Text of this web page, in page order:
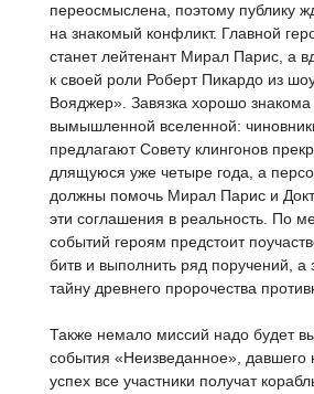
переосмыслена, поэтому публику
на знакомый конфликт. Главной
станет лейтенант Мирал Парис, а
к своей роли Роберт Пикардо из
Вояджер». Завязка хорошо
вымышленной вселенной:
предлагают Совету клингонов
длящуюся уже четыре года, а
должны помочь Мирал Парис и
эти соглашения в реальность. По
событий героям предстоит
битв и выполнить ряд поручений, а
тайну древнего пророчества
Также немало миссий надо будет
события «Неизведанное», давшего
успех все участники получат